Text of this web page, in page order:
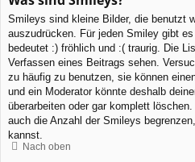
Smileys sind kleine Bilder, die benutzt
auszudrücken. Für jeden Smiley gibt
bedeutet :) fröhlich und :( traurig. Die
Verfassen eines Beitrags sehen.
zu häufig zu benutzen, sie können
und ein Moderator könnte deshalb
überarbeiten oder gar komplett
auch die Anzahl der Smileys
kannst.
Nach oben